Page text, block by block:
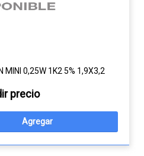
MINI 0,25W 1K2 5% 1,9X3,2
precio